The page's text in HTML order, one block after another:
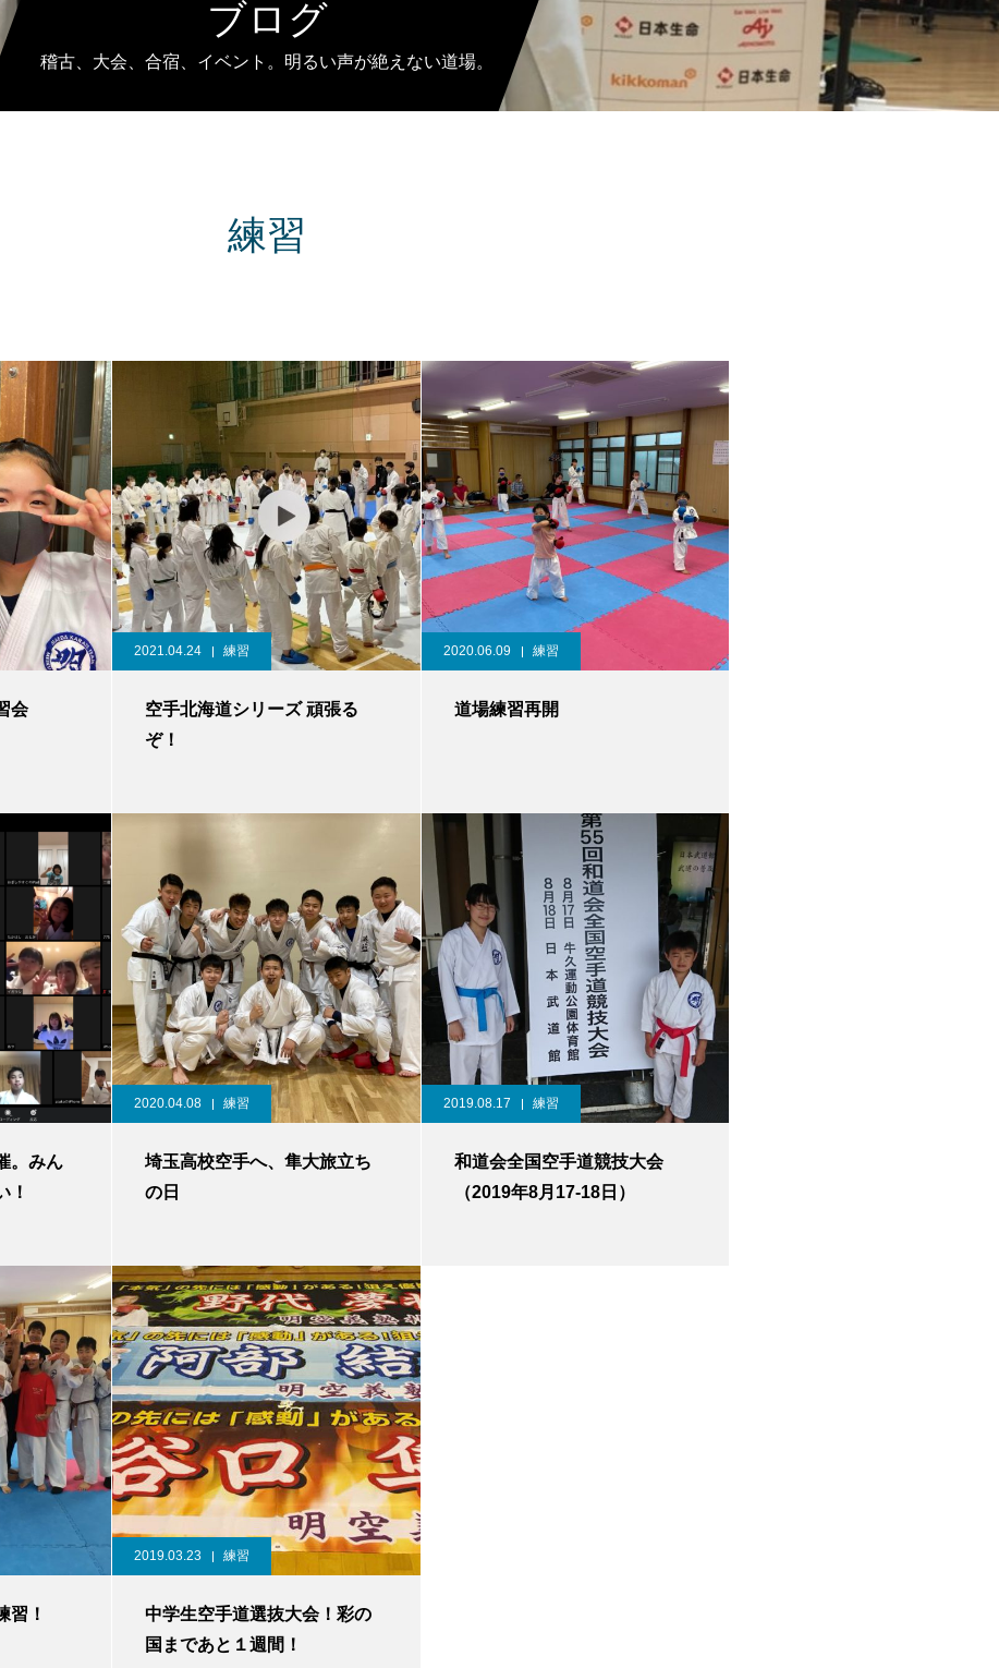
ブログ
稽古、大会、合宿、イベント。明るい声が絶えない道場。
練習
会
2021.04.24 練習
空手北海道シリーズ 頑張る
ぞ！
2020.06.09 練習
道場練習再開
。みん
！
2020.04.08 練習
埼玉高校空手へ、隼大旅立ち
の日
2019.08.17 練習
和道会全国空手道競技大会
（2019年8月17-18日）
習！
2019.03.23 練習
中学生空手道選抜大会！彩の
国まであと１週間！